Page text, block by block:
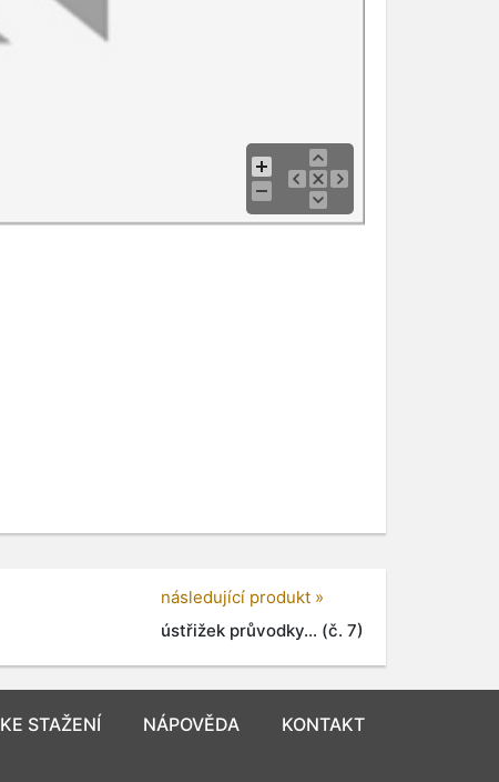
následující produkt »
ústřižek průvodky... (č. 7)
KE STAŽENÍ NÁPOVĚDA KONTAKT